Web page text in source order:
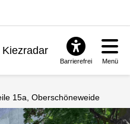
Kiezradar
Barrierefrei Menü
15a, Oberschöneweide